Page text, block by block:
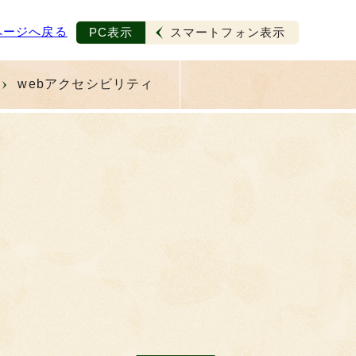
ジへ戻る PC表示 スマートフォン表示
webアクセシビリティ